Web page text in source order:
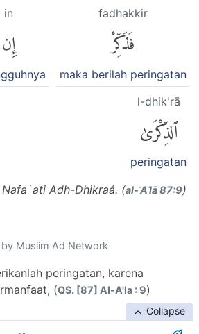
fadhakkir
فَذَكِّرْ
maka berilah peringatan
in
إِن
l-dhik'rā
ٱلذِّكْرَىٰ
peringatan
Adh-Dhikraá. (al-ʾAʿlā 87:9)
Muslim Ad Network
peringatan, karena
(QS. [87] Al-A'la : 9)
Collapse